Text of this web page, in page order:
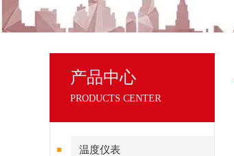
产品中心
PRODUCTS CENTER
温度仪表